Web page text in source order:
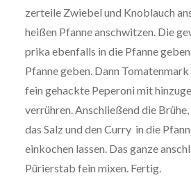
zerteile Zwiebel und Knoblauch
heißen Pfanne anschwit­zen. Die
pri­ka ebenfalls in die Pfanne
Pfanne geben. Dann
fein gehackte Peperoni mit
verrühren. Anschlie­ßend die
das Salz und den Curry in die
einkochen lassen. Das ganze
Pürier­stab fein mixen. Fertig.